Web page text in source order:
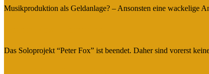
Musikproduktion als Geldanlage? – Ansonsten eine wackelige
Das Soloprojekt “Peter Fox” ist beendet. Daher sind vorerst